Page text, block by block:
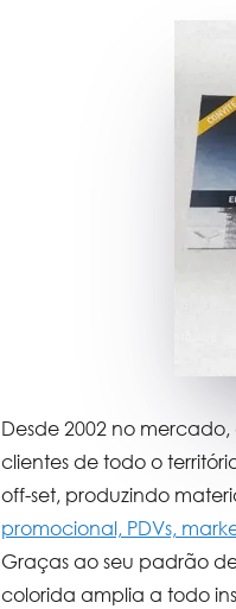
Desde 2002 no
clientes de todo o
off-set, produzindo
promocional, PDVs,
Graças ao seu padrão
colorida amplia a todo